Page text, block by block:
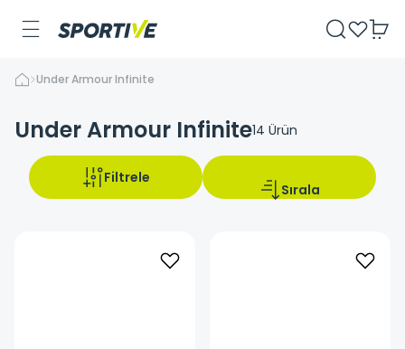
Under Armour Infinite
Under Armour Infinite14 Ürün
Filtrele
Sırala